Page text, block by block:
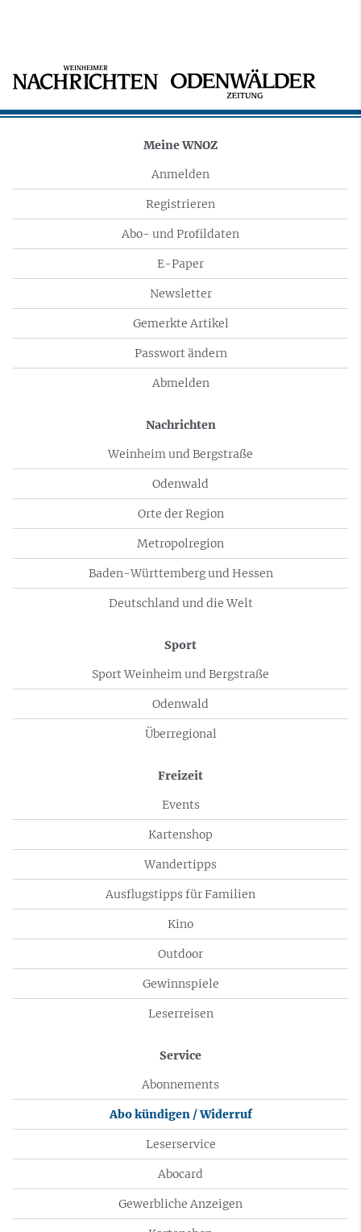
Meine WNOZ
Anmelden
Registrieren
Abo- und Profildaten
E-Paper
Newsletter
Gemerkte Artikel
Passwort ändern
Abmelden
Nachrichten
Weinheim und Bergstraße
Odenwald
Orte der Region
Metropolregion
Baden-Württemberg und Hessen
Deutschland und die Welt
Sport
Sport Weinheim und Bergstraße
Odenwald
Überregional
Freizeit
Events
Kartenshop
Wandertipps
Ausflugstipps für Familien
Kino
Outdoor
Gewinnspiele
Leserreisen
Service
Abonnements
Abo kündigen / Widerruf
Leserservice
Abocard
Gewerbliche Anzeigen